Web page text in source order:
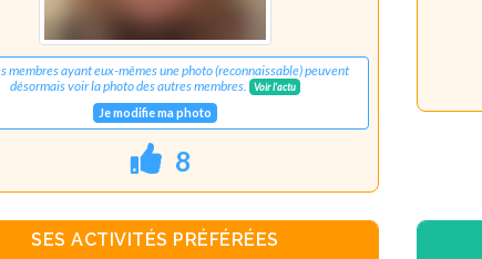
membres ayant eux-mêmes une photo (reconnaissable) peuvent
désormais voir la photo des autres membres.
Voir l'actu
Je modifie ma photo
8
SES ACTIVITÉS PRÉFÉRÉES